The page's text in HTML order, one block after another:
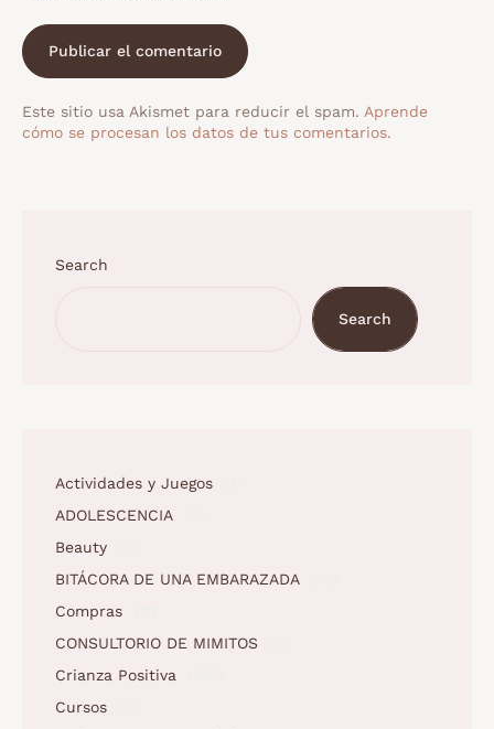
Este sitio usa Akismet para reducir el spam. Aprende
cómo se procesan los datos de tus comentarios.
Search
Search
Actividades y Juegos
ADOLESCENCIA
Beauty
BITÁCORA DE UNA EMBARAZADA
Compras
CONSULTORIO DE MIMITOS
Crianza Positiva
Cursos